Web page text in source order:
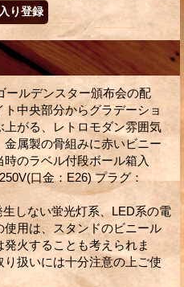
ールデンスター頒布会の配
中央部分からグラデーショ
がる、レトロモダン雰囲気
属製の骨組みに赤いビニー
のラベル付段ボール箱入
口金：E26) プラグ：
しない蛍光灯系、LED系の電
用は、スタンドのビニール
火することも考えられま
扱いには十分注意の上ご使